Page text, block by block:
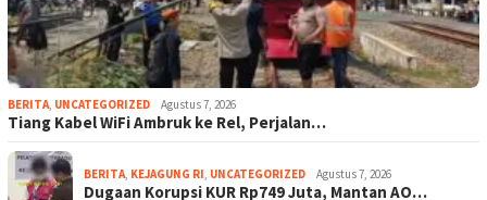
BERITA, UNCATEGORIZED Agustus 7, 2026
Tiang Kabel WiFi Ambruk ke Rel, Perjalan…
BERITA, KEJAGUNG RI, UNCATEGORIZED Agustus 7, 2026
Dugaan Korupsi KUR Rp749 Juta, Mantan AO…